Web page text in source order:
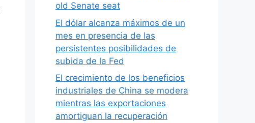
old Senate seat
El dólar alcanza máximos de un
mes en presencia de las
persistentes posibilidades de
subida de la Fed
El crecimiento de los beneficios
industriales de China se modera
mientras las exportaciones
amortiguan la recuperación